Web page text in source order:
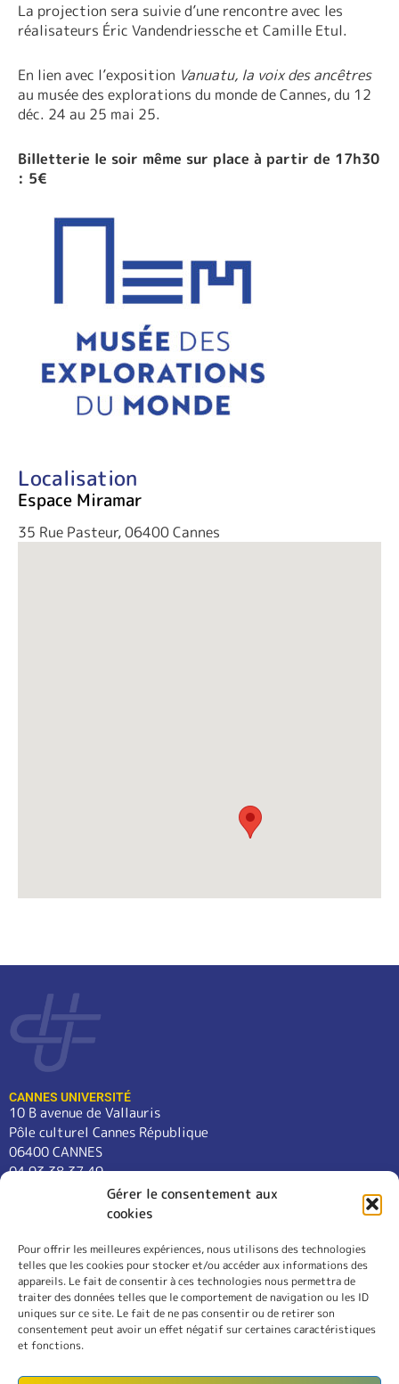
Gérer le consentement aux
cookies
Pour offrir les meilleures expériences, nous utilisons des technologies
telles que les cookies pour stocker et/ou accéder aux informations des
appareils. Le fait de consentir à ces technologies nous permettra de
traiter des données telles que le comportement de navigation ou les ID
uniques sur ce site. Le fait de ne pas consentir ou de retirer son
consentement peut avoir un effet négatif sur certaines caractéristiques
et fonctions.
La projection sera suivie d’une rencontre avec les
réalisateurs Éric Vandendriessche et Camille Etul.
En lien avec l’exposition Vanuatu, la voix des ancêtres
au musée des explorations du monde de Cannes, du 12
déc. 24 au 25 mai 25.
Billetterie le soir même sur place à partir de 17h30
: 5€
Localisation
Espace Miramar
35 Rue Pasteur, 06400 Cannes
CANNES UNIVERSITÉ
10 B avenue de Vallauris
Pôle culturel Cannes République
06400 CANNES
04 93 38 37 49
contact@cannes-universite.fr
COURS
LANGUES
CONFÉRENCES
SORTIES
L’ASSOCIATION